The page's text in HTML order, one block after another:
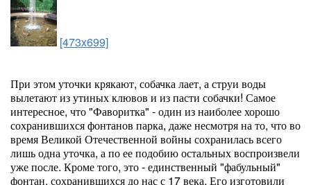
[473x699]
При этом уточки крякают, собачка лает, а струи воды
вылетают из утиных клювов и из пасти собачки! Самое
интересное, что "Фаворитка" - один из наиболее хорошо
сохранившихся фонтанов парка, даже несмотря на то, что во
время Великой Отечественной войны сохранилась всего
лишь одна уточка, а по ее подобию остальных воспроизвели
уже после. Кроме того, это - единственный "фабульный"
фонтан, сохранившихся до нас с 17 века. Его изготовили